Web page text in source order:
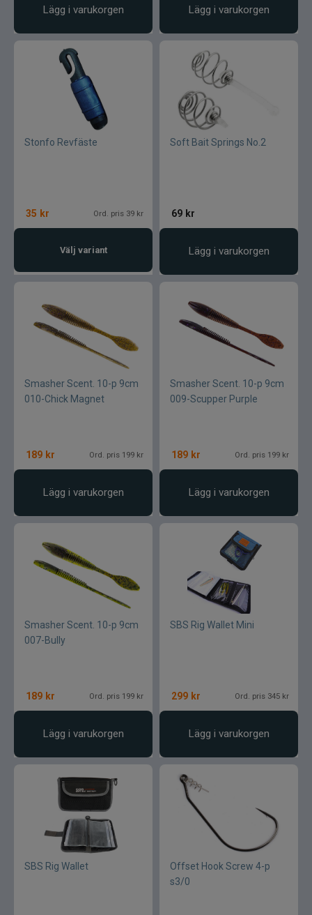
Loon
Lunker City
McLean
Mitchell
Mustad
Nils Master
Okuma
Partridge
Patriot
Pezon & Michel
Pikecraft
Powerbait
Pulz Bait
Lägg i varukorgen Lägg i varukorgen
Stonfo Revfäste
35 kr Ord. pris 39 kr
Välj variant
Soft Bait Springs No.2
69 kr
Lägg i varukorgen
Smasher Scent. 10-p 9cm
010-Chick Magnet
189 kr Ord. pris 199 kr
Lägg i varukorgen
Smasher Scent. 10-p 9cm
009-Scupper Purple
189 kr Ord. pris 199 kr
Lägg i varukorgen
Smasher Scent. 10-p 9cm
007-Bully
189 kr Ord. pris 199 kr
Lägg i varukorgen
SBS Rig Wallet Mini
299 kr Ord. pris 345 kr
Lägg i varukorgen
SBS Rig Wallet
Offset Hook Screw 4-p
s3/0